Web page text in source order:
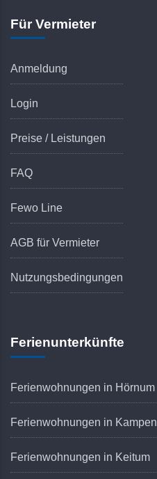
Für Vermieter
Anmeldung
Login
Preise / Leistungen
FAQ
Fewo Line
AGB für Vermieter
Nutzungsbedingungen
Ferienunterkünfte
Ferienwohnungen in Hörnum
Ferienwohnungen in Kampen
Ferienwohnungen in Keitum